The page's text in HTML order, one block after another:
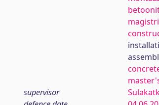
supervisor